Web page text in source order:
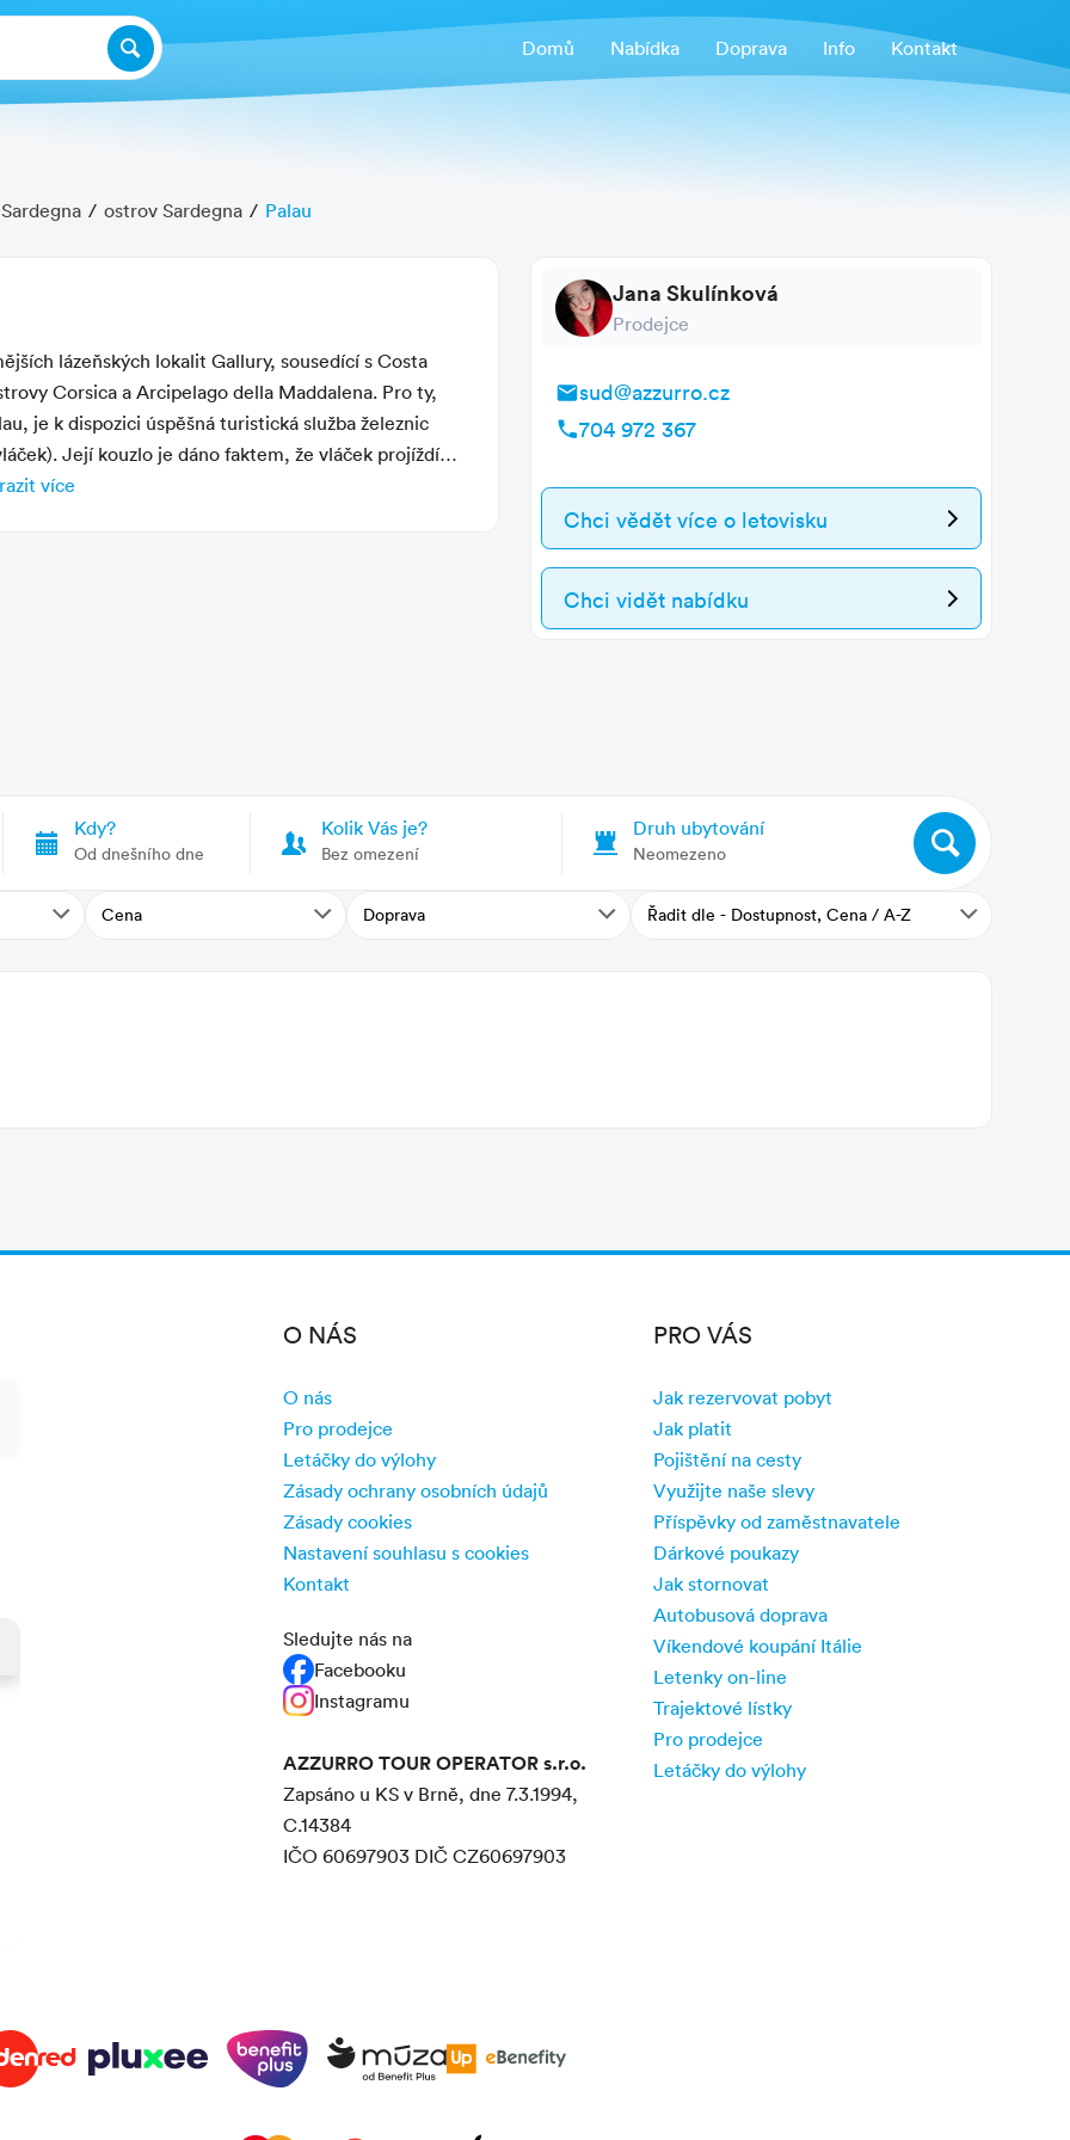
Domů Nabídka Doprava Info Kontakt
Sardegna ostrov Sardegna Palau
lázeňských lokalit Gallury, sousedící s Costa
Corsica a Arcipelago della Maddalena. Pro ty,
je k dispozici úspěšná turistická služba železnic
Její kouzlo je dáno faktem, že vláček projíždí
nedostupné.
více
Jana Skulínková
Prodejce
sud@azzurro.cz
704 972 367
Chci vědět více o letovisku
Chci vidět nabídku
Kdy?
Od dnešního dne
Kolik Vás je?
Bez omezení
Druh ubytování
Neomezeno
Cena Doprava Řadit dle - Dostupnost, Cena / A-Z
O NÁS
O nás
Pro prodejce
Letáčky do výlohy
Zásady ochrany osobních údajů
Zásady cookies
Nastavení souhlasu s cookies
Kontakt
Sledujte nás na
Facebooku
Instagramu
AZZURRO TOUR OPERATOR s.r.o.
Zapsáno u KS v Brně, dne 7.3.1994,
C.14384
IČO 60697903 DIČ CZ60697903
PRO VÁS
Jak rezervovat pobyt
Jak platit
Pojištění na cesty
Využijte naše slevy
Příspěvky od zaměstnavatele
Dárkové poukazy
Jak stornovat
Autobusová doprava
Víkendové koupání Itálie
Letenky on-line
Trajektové lístky
Pro prodejce
Letáčky do výlohy